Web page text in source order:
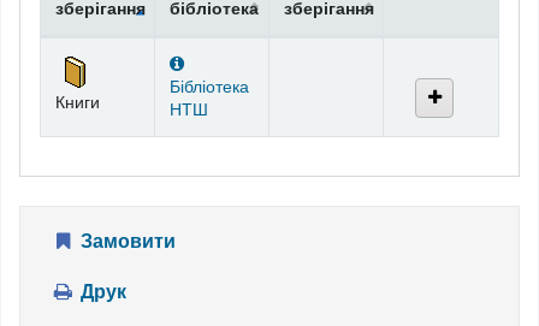
Фонди
зберігання
бібліотека
зберігання
Книги
Бібліотека
НТШ
Замовити
Друк